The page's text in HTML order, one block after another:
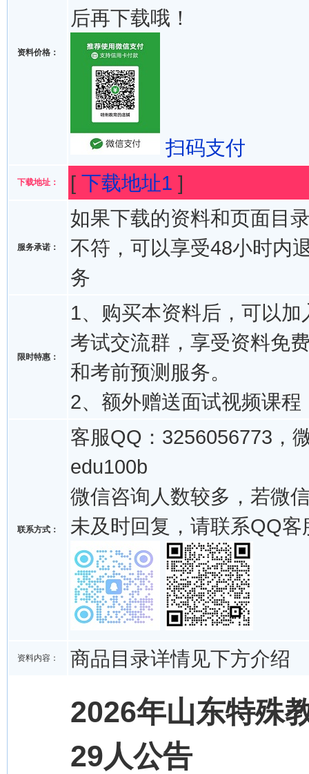
资料价格：
后再下载哦！
扫码支付
下载地址： [ 下载地址1 ]
服务承诺：
如果下载的资料和页面目
不符，可以享受48小时内
务
限时特惠：
1、购买本资料后，可以加
考试交流群，享受资料免
和考前预测服务。
2、额外赠送面试视频课程
联系方式：
客服QQ：3256056773，
edu100b
微信咨询人数较多，若微
未及时回复，请联系QQ客
资料内容： 商品目录详情见下方介绍
2026年山东特殊
29人公告